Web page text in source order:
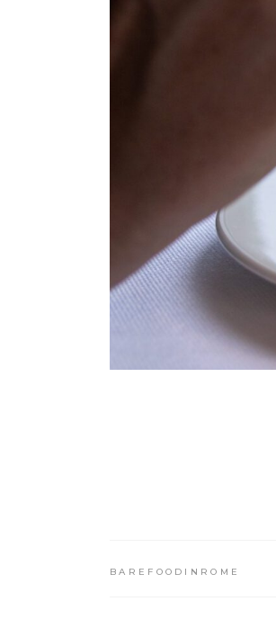
BAREFOODINROME